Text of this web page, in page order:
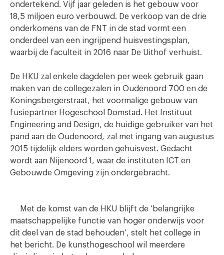
ondertekend. Vijf jaar geleden is het gebouw voor
18,5 miljoen euro verbouwd. De verkoop van de drie
onderkomens van de FNT in de stad vormt een
onderdeel van een ingrijpend huisvestingsplan,
waarbij de faculteit in 2016 naar De Uithof verhuist.
De HKU zal enkele dagdelen per week gebruik gaan
maken van de collegezalen in Oudenoord 700 en de
Koningsbergerstraat, het voormalige gebouw van
fusiepartner Hogeschool Domstad. Het Instituut
Engineering and Design, de huidige gebruiker van het
pand aan de Oudenoord, zal met ingang van augustus
2015 tijdelijk elders worden gehuisvest. Gedacht
wordt aan Nijenoord 1, waar de instituten ICT en
Gebouwde Omgeving zijn ondergebracht.
Met de komst van de HKU blijft de ‘belangrijke
maatschappelijke functie van hoger onderwijs voor
dit deel van de stad behouden’, stelt het college in
het bericht. De kunsthogeschool wil meerdere